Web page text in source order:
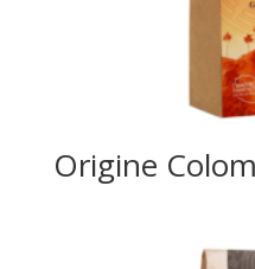
Origine